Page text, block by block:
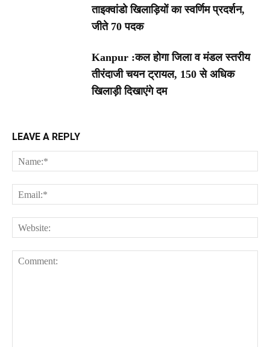
ताइक्वांडो खिलाड़ियों का स्वर्णिम प्रदर्शन,
जीते 70 पदक
Kanpur :कल होगा जिला व मंडल स्तरीय
तीरंदाजी चयन ट्रायल, 150 से अधिक
खिलाड़ी दिखाएंगे दम
LEAVE A REPLY